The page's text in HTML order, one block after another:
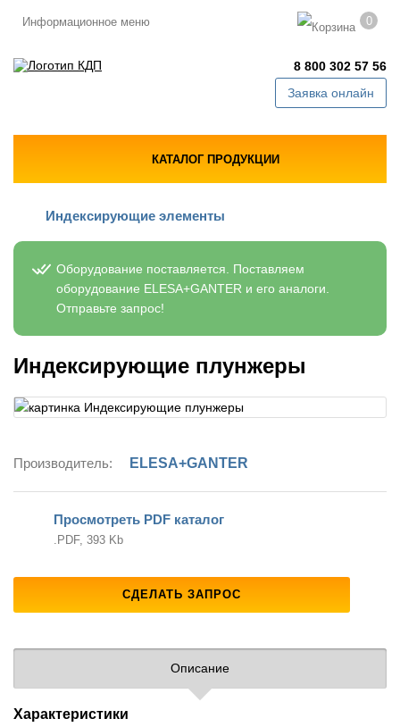
Информационное меню 0
8 800 302 57 56
Заявка онлайн
КАТАЛОГ ПРОДУКЦИИ
Индексирующие элементы
Оборудование поставляется. Поставляем
оборудование ELESA+GANTER и его аналоги.
Отправьте запрос!
Индексирующие плунжеры
Производитель: ELESA+GANTER
Просмотреть PDF каталог
.PDF, 393 Kb
СДЕЛАТЬ ЗАПРОС
Описание
Характеристики